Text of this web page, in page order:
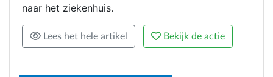
naar het ziekenhuis.
Lees het hele artikel Bekijk de actie